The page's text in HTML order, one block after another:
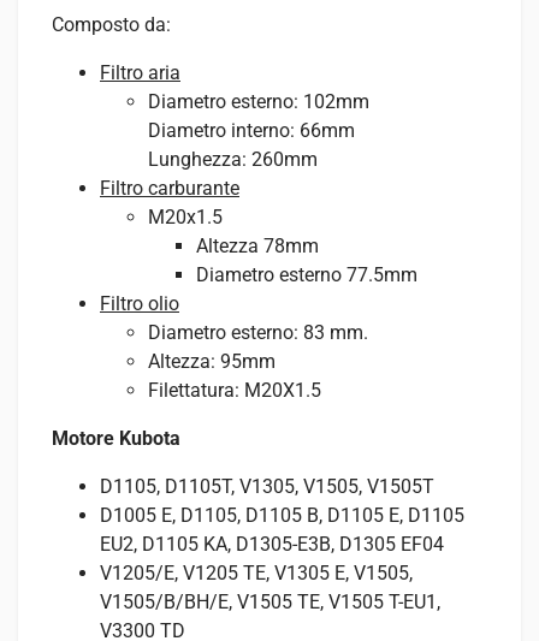
Composto da:
Filtro aria
Diametro esterno: 102mm
Diametro interno: 66mm
Lunghezza: 260mm
Filtro carburante
M20x1.5
Altezza 78mm
Diametro esterno 77.5mm
Filtro olio
Diametro esterno: 83 mm.
Altezza: 95mm
Filettatura: M20X1.5
Motore Kubota
D1105, D1105T, V1305, V1505, V1505T
D1005 E, D1105, D1105 B, D1105 E, D1105
EU2, D1105 KA, D1305-E3B, D1305 EF04
V1205/E, V1205 TE, V1305 E, V1505,
V1505/B/BH/E, V1505 TE, V1505 T-EU1,
V3300 TD